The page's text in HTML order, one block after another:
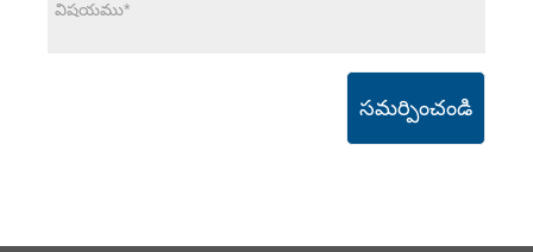
సమర్పించండి